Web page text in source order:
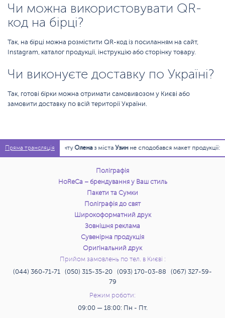
Чи можна використовувати QR-
код на бірці?
Так, на бірці можна розмістити QR-код із посиланням на сайт,
Instagram, каталог продукції, інструкцію або сторінку товару.
Чи виконуєте доставку по Україні?
Так, готові бірки можна отримати самовивозом у Києві або
замовити доставку по всій території України.
Пряма трансляція
Клієнту Оленаз містаУзинне сподобався макет продукції:Банерна
Поліграфія
HoReCa – брендування у Ваш стиль
Пакети та Сумки
Поліграфія до свят
Широкоформатний друк
Зовнішня реклама
Сувенірна продукція
Оригінальний друк
Прийом замовлень по тел. в Києві :
(044) 360-71-71 (050) 315-35-20 (093) 170-03-88 (067) 327-59-
79
Режим роботи:
09:00 — 18:00: Пн - Пт.